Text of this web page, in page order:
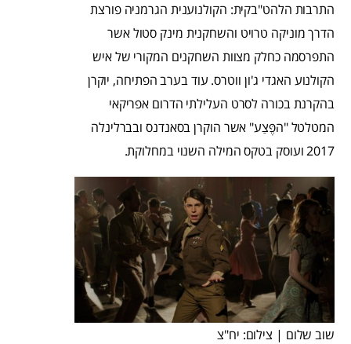
התרבות הלהט"בקית: הקולנוענית הגרמניה פורצת
הדרך מוניקה טרויט והשחקנית מינק סטול אשר
התפרסמה כחלק מצוות השחקנים המקורי של איש
הקולנוע האגדי ג'ון ווטרס. עוד בערב הפתיחה, יוקרן
בהקרנת בכורה לסרט העלילתי הדרום אפריקאי
המטלטל "הפֶּצַע" אשר הוקרן בסאנדנס ובברלינלה
2017 ועוסק בטקס המילה השנוי במחלוקת.
שוב שלום | צילום: יח"צ